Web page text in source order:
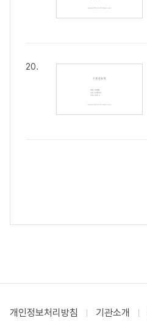
20.
개인정보처리방침 기관소개